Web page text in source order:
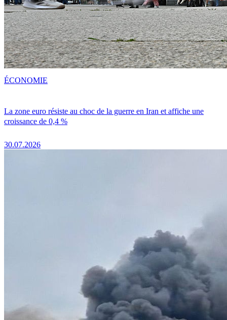
La zone euro résiste au choc de la guerre en Iran et affiche une
croissance de 0,4 %
30.07.2026
ÉCONOMIE